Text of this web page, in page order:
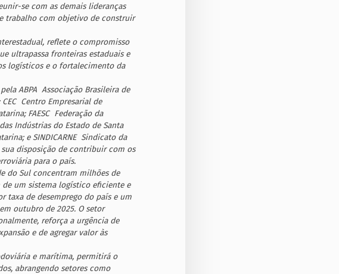
se com as demais lideranças
trabalho com objetivo de construir
reflete o compromisso
ultrapassa fronteiras estaduais e
logísticos e o fortalecimento da
ABPA  Associação Brasileira de
 Centro Empresarial de
FAESC  Federação da
Indústrias do Estado de Santa
e SINDICARNE  Sindicato da
sua disposição de contribuir com os
para o país.
do Sul concentram milhões de
um sistema logístico eficiente e
taxa de desemprego do país e um
outubro de 2025. O setor
reforça a urgência de
e de agregar valor às
e marítima, permitirá o
abrangendo setores como